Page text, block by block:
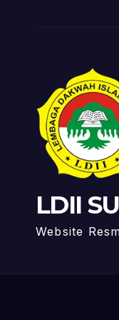
LDII
Website